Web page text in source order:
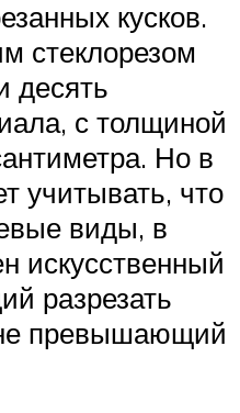
кусков.
стеклорезом
десять
с толщиной
Но в
учитывать, что
виды, в
искусственный
разрезать
превышающий